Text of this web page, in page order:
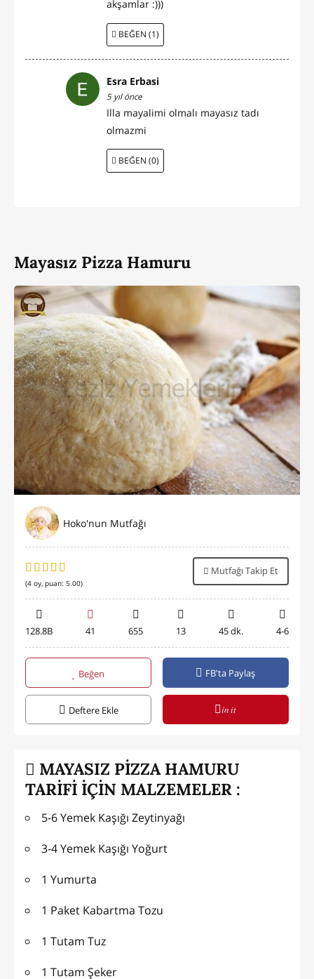
akşamlar :)))
BEĞEN (1)
Esra Erbasi
5 yıl önce
Illa mayalimi olmalı mayasız tadı
olmazmi
BEĞEN (0)
Mayasız Pizza Hamuru
Hoko'nun Mutfağı
(4 oy, puan: 5.00)
Mutfağı Takip Et
128.8B 41 655 13 45 dk. 4-6
Beğen FB'ta Paylaş
Deftere Ekle in it
MAYASIZ PİZZA HAMURU
TARİFİ İÇİN MALZEMELER :
5-6 Yemek Kaşığı Zeytinyağı
3-4 Yemek Kaşığı Yoğurt
1 Yumurta
1 Paket Kabartma Tozu
1 Tutam Tuz
1 Tutam Şeker